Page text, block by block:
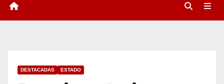
DESTACADAS ESTADO